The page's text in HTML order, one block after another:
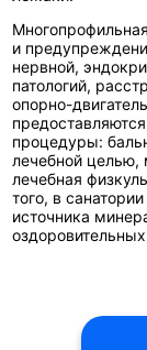
и
нервной,
патологий,
опорно-
процедуры:
лечебной
лечебная
того, в
источника